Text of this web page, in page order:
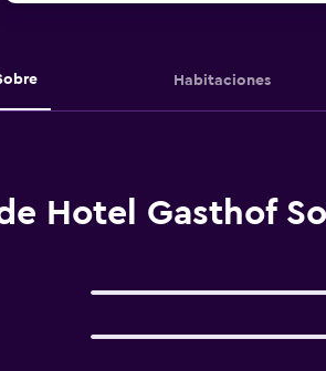
Habitaciones
Hotel Gasthof